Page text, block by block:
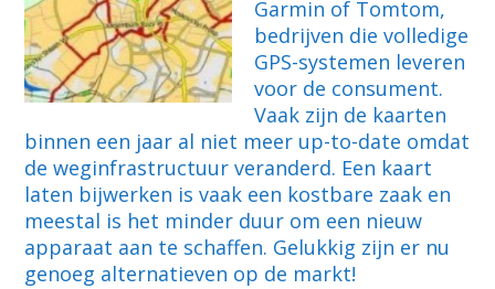
Garmin of Tomtom,
bedrijven die volledige
GPS-systemen leveren
voor de consument.
Vaak zijn de kaarten
binnen een jaar al niet meer up-to-date omdat
de weginfrastructuur veranderd. Een kaart
laten bijwerken is vaak een kostbare zaak en
meestal is het minder duur om een nieuw
apparaat aan te schaffen. Gelukkig zijn er nu
genoeg alternatieven op de markt!